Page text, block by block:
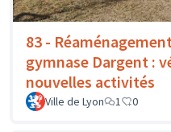
83 -
gymnase Dargent :
nouvelles activités
Ville de Lyon 1 0